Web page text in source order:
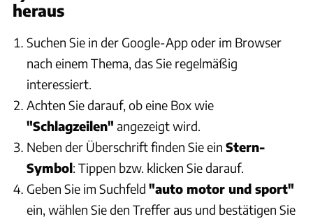
heraus
Suchen Sie in der Google-App oder im Browser
nach einem Thema, das Sie regelmäßig
interessiert.
Achten Sie darauf, ob eine Box wie
"Schlagzeilen" angezeigt wird.
Neben der Überschrift finden Sie ein Stern-
Symbol: Tippen bzw. klicken Sie darauf.
Geben Sie im Suchfeld "auto motor und sport"
ein, wählen Sie den Treffer aus und bestätigen Sie